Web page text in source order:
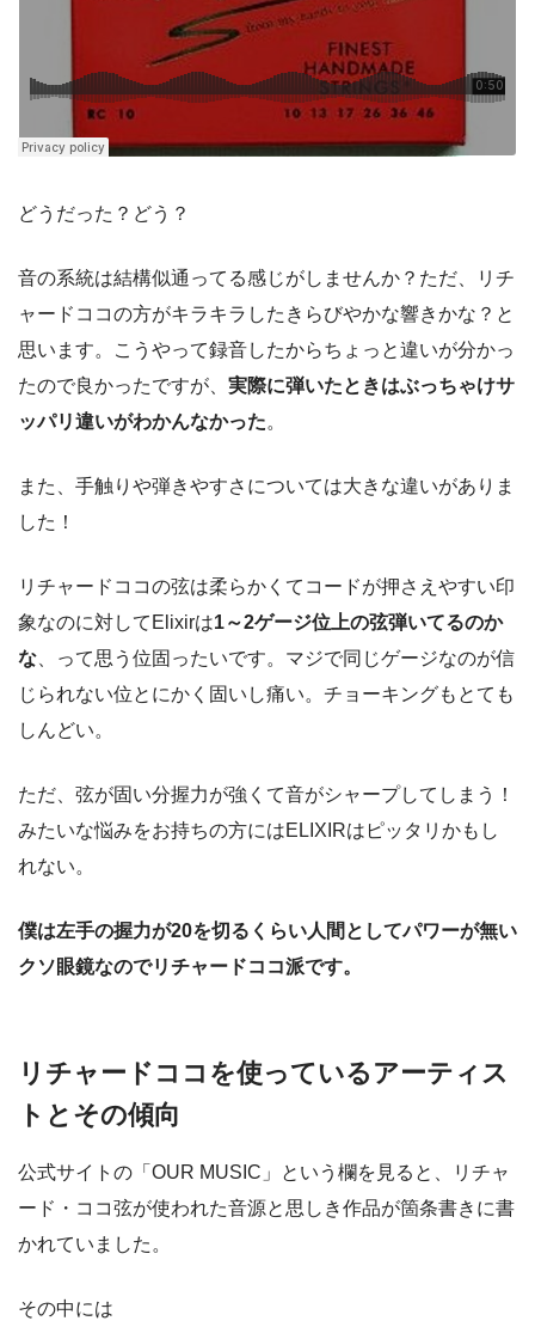
どうだった？どう？
音の系統は結構似通ってる感じがしませんか？ただ、
リチ
ャードココの方がキラキラしたきらびやかな響きかな？と
思います。こうやって録音したからちょっと違いが分かっ
たので良かったですが、 実際に弾いたときはぶっちゃけサ
ッパリ違いがわかんなかった。
また、手触りや弾きやすさについては大きな違いがありま
した！
リチャードココの弦は柔らかくてコードが押さえやすい印
象なのに対してElixirは1～2ゲージ位上の弦弾いてるのか
な 、って思う位固ったいです。 マジで同じゲージなのが信
じられない位とにかく固いし痛い。チョーキングもとても
しんどい。
ただ、弦が固い分握力が強くて音がシャープしてしまう！
みたいな悩みをお持ちの方にはELIXIRはピッタリかもし
れない。
僕は左手の握力が20を切るくらい人間としてパワーが無い
クソ眼鏡なのでリチャードココ派です。
リチャードココを使っているアーティス
トとその傾向
公式サイトの「OUR MUSIC」という欄を見ると、リチャ
ード・ココ弦が使われた音源と思しき作品が箇条書きに書
かれていました。
その中には